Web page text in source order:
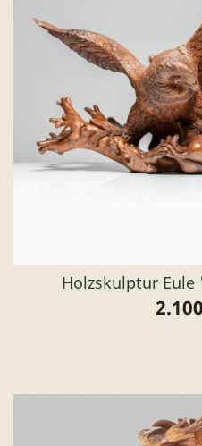
Holzskulptur
Preis